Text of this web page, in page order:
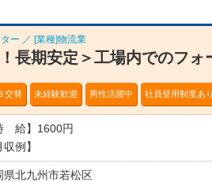
ー ／ [業種]物流業
長期安定＞工場内でのフ
交替 未経験歓迎 男性活躍中 社員登用制度あ
給】1600円
収例】
県北九州市若松区